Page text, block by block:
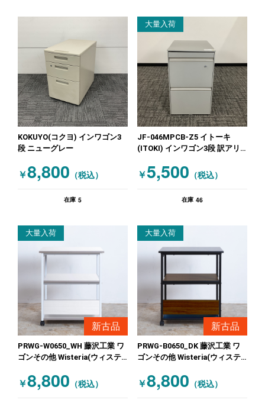
KOKUYO(コクヨ) インワゴン3
段 ニューグレー
￥8,800 （税込）
在庫 5
大量入荷
JF-046MPCB-Z5 イトーキ
(ITOKI) インワゴン3段 訳アリ
￥5,500 （税込）
在庫 46
大量入荷
新古品
PRWG-W0650_WH 藤沢工業 ワ
ゴンその他 Wisteria(ウィステ
￥8,800 （税込）
大量入荷
新古品
PRWG-B0650_DK 藤沢工業 ワ
ゴンその他 Wisteria(ウィステ
ック 木目（ブラウン）
￥8,800 （税込）